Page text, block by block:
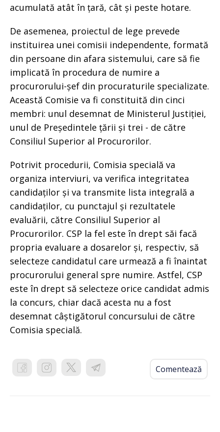
acumulată atât în țară, cât și peste hotare.
De asemenea, proiectul de lege prevede
instituirea unei comisii independente, formată
din persoane din afara sistemului, care să fie
implicată în procedura de numire a
procurorului-șef din procuraturile specializate.
Această Comisie va fi constituită din cinci
membri: unul desemnat de Ministerul Justiției,
unul de Președintele țării și trei - de către
Consiliul Superior al Procurorilor.
Potrivit procedurii, Comisia specială va
organiza interviuri, va verifica integritatea
candidaților și va transmite lista integrală a
candidaților, cu punctajul și rezultatele
evaluării, către Consiliul Superior al
Procurorilor. CSP la fel este în drept săi facă
propria evaluare a dosarelor și, respectiv, să
selecteze candidatul care urmează a fi înaintat
procurorului general spre numire. Astfel, CSP
este în drept să selecteze orice candidat admis
la concurs, chiar dacă acesta nu a fost
desemnat câștigătorul concursului de către
Comisia specială.
Comentează